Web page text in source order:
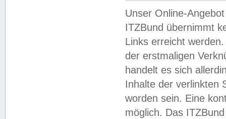
Unser Online-
ITZBund übernimmt
Links erreicht
der erstmaligen
handelt es sich
Inhalte der verlinkten
worden sein. Eine
möglich. Das